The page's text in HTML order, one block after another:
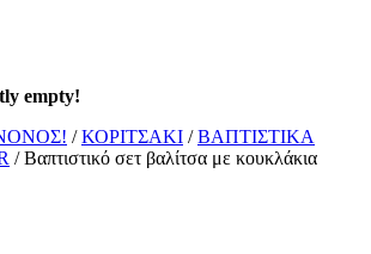
empty!
/ΚΟΡΙΤΣΑΚΙ /ΒΑΠΤΙΣΤΙΚΑ
/ Βαπτιστικό σετ βαλίτσα με κουκλάκια